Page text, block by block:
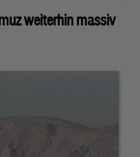
weiterhin massiv